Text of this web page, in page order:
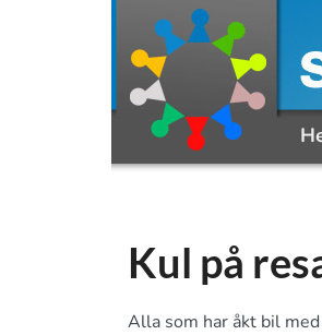
Kul på
Alla som har åkt bil